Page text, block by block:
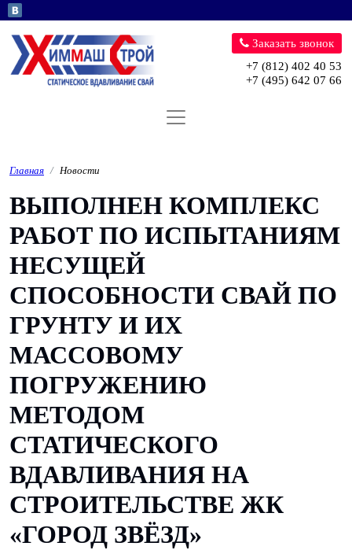
Заказать звонок
+7 (812) 402 40 53
+7 (495) 642 07 66
Главная Новости
ВЫПОЛНЕН КОМПЛЕКС
РАБОТ ПО ИСПЫТАНИЯМ
НЕСУЩЕЙ
СПОСОБНОСТИ СВАЙ ПО
ГРУНТУ И ИХ
МАССОВОМУ
ПОГРУЖЕНИЮ
МЕТОДОМ
СТАТИЧЕСКОГО
ВДАВЛИВАНИЯ НА
СТРОИТЕЛЬСТВЕ ЖК
«ГОРОД ЗВЁЗД»